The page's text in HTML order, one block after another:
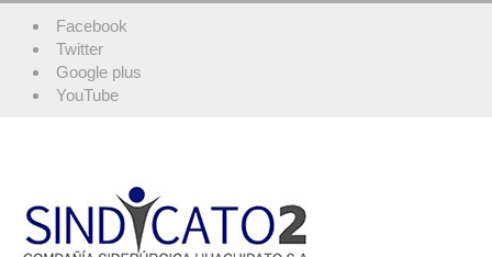
Facebook
Twitter
Google plus
YouTube